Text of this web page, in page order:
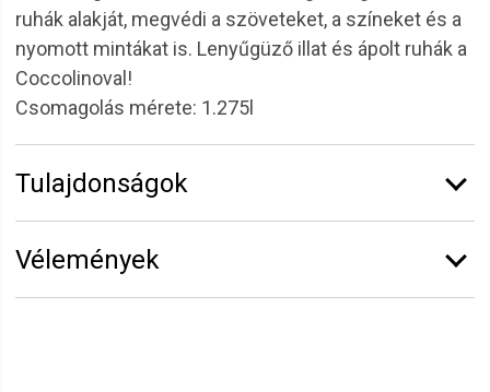
ruhák alakját, megvédi a szöveteket, a színeket és a
nyomott mintákat is. Lenyűgüző illat és ápolt ruhák a
Coccolinoval!
Csomagolás mérete: 1.275l
Tulajdonságok
Vélemények